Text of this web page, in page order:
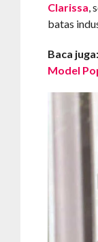
Clarissa,
batas
Baca juga:
Model